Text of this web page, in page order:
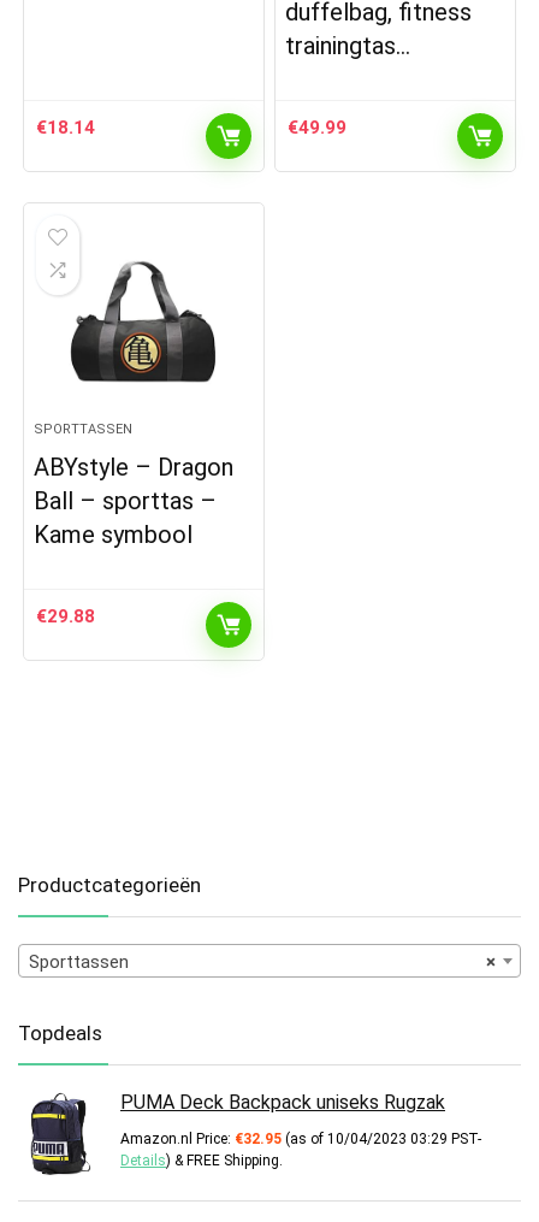
€18.14
duffelbag, fitness
trainingtas…
€49.99
SPORTTASSEN
ABYstyle – Dragon
Ball – sporttas –
Kame symbool
€29.88
Productcategorieën
×
Sporttassen
Topdeals
PUMA Deck Backpack uniseks Rugzak
Amazon.nl Price: €32.95 (as of 10/04/2023 03:29 PST-
Details) & FREE Shipping